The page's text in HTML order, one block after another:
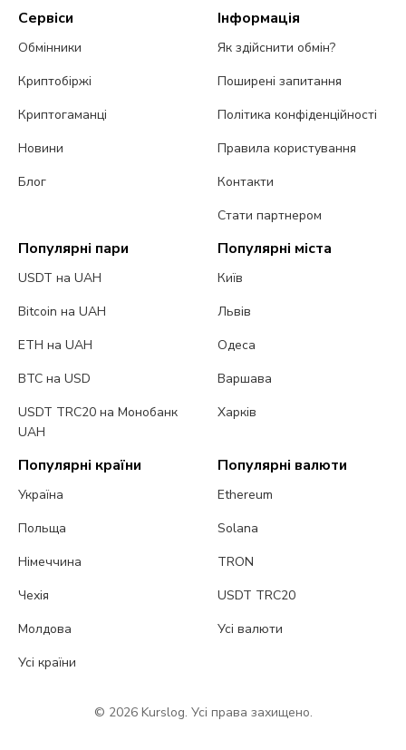
Сервіси
Обмінники
Криптобіржі
Криптогаманці
Новини
Блог
Інформація
Як здійснити обмін?
Поширені запитання
Політика конфіденційності
Правила користування
Контакти
Стати партнером
Популярні пари
USDT на UAH
Bitcoin на UAH
ETH на UAH
BTC на USD
USDT TRC20 на Монобанк
UAH
Популярні міста
Київ
Львів
Одеса
Варшава
Харків
Популярні країни
Україна
Польща
Німеччина
Чехія
Молдова
Усі країни
Популярні валюти
Ethereum
Solana
TRON
USDT TRC20
Усі валюти
© 2026 Kurslog. Усі права захищено.